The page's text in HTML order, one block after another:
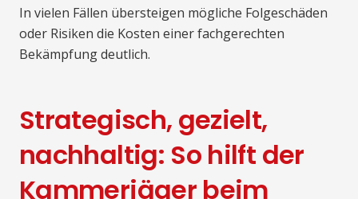
In vielen Fällen übersteigen mögliche Folgeschäden
oder Risiken die Kosten einer fachgerechten
Bekämpfung deutlich.
Strategisch, gezielt,
nachhaltig: So hilft der
Kammerjäger beim